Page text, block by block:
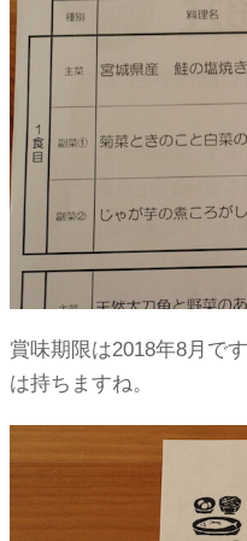
賞味期限は2018年8月で
は持ちますね。